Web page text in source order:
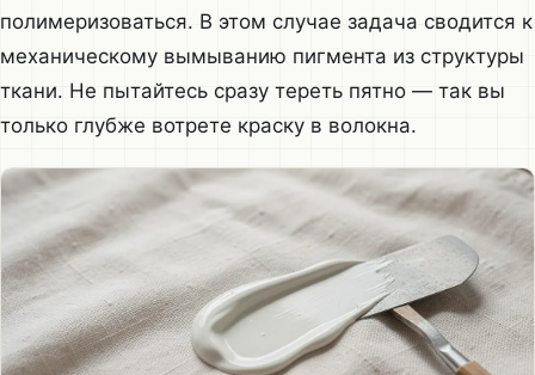
полимеризоваться. В этом случае задача сводится к
механическому вымыванию пигмента из структуры
ткани. Не пытайтесь сразу тереть пятно — так вы
только глубже вотрете краску в волокна.